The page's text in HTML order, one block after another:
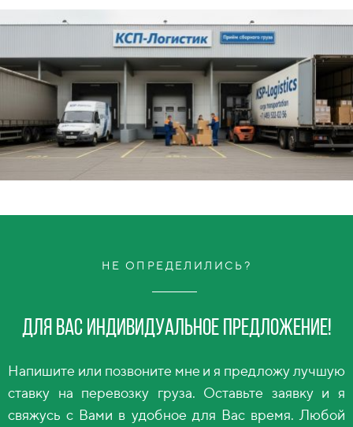
НЕ ОПРЕДЕЛИЛИСЬ?
Для вас индивидуальное предложение!
Напишите или позвоните мне и я предложу лучшую
ставку на перевозку груза. Оставьте заявку и я
свяжусь с Вами в удобное для Вас время. Любой